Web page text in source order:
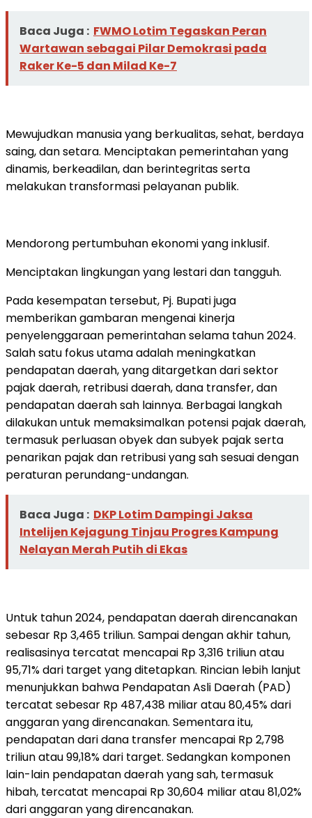
Baca Juga : FWMO Lotim Tegaskan Peran
Wartawan sebagai Pilar Demokrasi pada
Raker Ke-5 dan Milad Ke-7
Mewujudkan manusia yang berkualitas, sehat, berdaya
saing, dan setara. Menciptakan pemerintahan yang
dinamis, berkeadilan, dan berintegritas serta
melakukan transformasi pelayanan publik.
Mendorong pertumbuhan ekonomi yang inklusif.
Menciptakan lingkungan yang lestari dan tangguh.
Pada kesempatan tersebut, Pj. Bupati juga
memberikan gambaran mengenai kinerja
penyelenggaraan pemerintahan selama tahun 2024.
Salah satu fokus utama adalah meningkatkan
pendapatan daerah, yang ditargetkan dari sektor
pajak daerah, retribusi daerah, dana transfer, dan
pendapatan daerah sah lainnya. Berbagai langkah
dilakukan untuk memaksimalkan potensi pajak daerah,
termasuk perluasan obyek dan subyek pajak serta
penarikan pajak dan retribusi yang sah sesuai dengan
peraturan perundang-undangan.
Baca Juga : DKP Lotim Dampingi Jaksa
Intelijen Kejagung Tinjau Progres Kampung
Nelayan Merah Putih di Ekas
Untuk tahun 2024, pendapatan daerah direncanakan
sebesar Rp 3,465 triliun. Sampai dengan akhir tahun,
realisasinya tercatat mencapai Rp 3,316 triliun atau
95,71% dari target yang ditetapkan. Rincian lebih lanjut
menunjukkan bahwa Pendapatan Asli Daerah (PAD)
tercatat sebesar Rp 487,438 miliar atau 80,45% dari
anggaran yang direncanakan. Sementara itu,
pendapatan dari dana transfer mencapai Rp 2,798
triliun atau 99,18% dari target. Sedangkan komponen
lain-lain pendapatan daerah yang sah, termasuk
hibah, tercatat mencapai Rp 30,604 miliar atau 81,02%
dari anggaran yang direncanakan.